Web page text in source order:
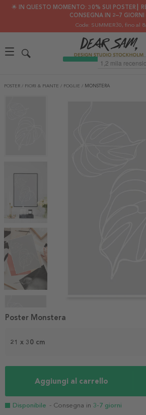
🌟 IN QUESTO MOMENTO: 30% SUI POSTER┃
CONSEGNA IN 2–7 GIORNI
Code: SUMMER30, fino al
POSTER / FIORI & PIANTE / FOGLIE / MONSTERA
1
21 x 30 cm
Aggiungi al carrello
Disponibile - Consegna in 3-7 giorni
Poster Monstera